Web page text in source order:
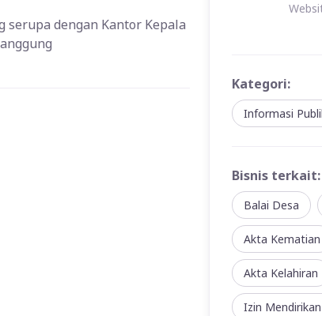
Kategori:
Informasi
Bisnis terkait:
Balai Desa
Akta Kematian
Akta Kelahiran
Izin
dengan Kantor Kepala